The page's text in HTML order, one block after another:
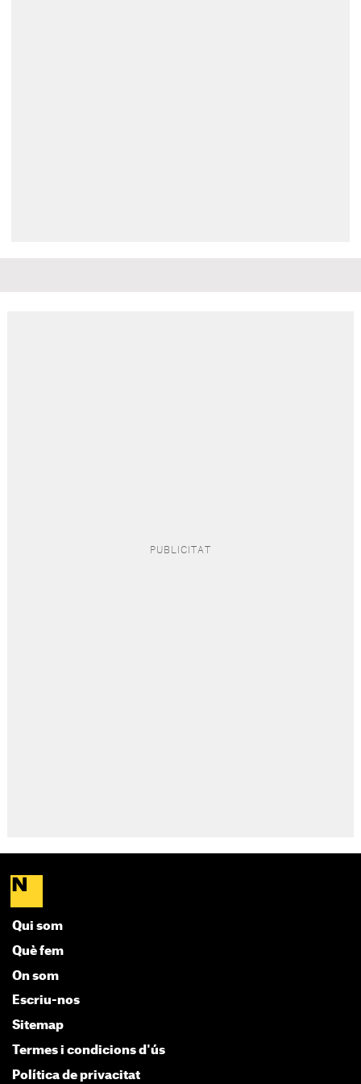
Qui som
Què fem
On som
Escriu-nos
Sitemap
Termes i condicions d'ús
Política de privacitat